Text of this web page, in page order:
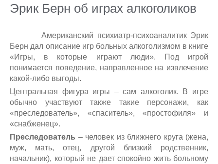
Эрик Берн об играх алкоголиков
Американский психиатр-психоаналитик Эрик
Берн дал описание игр больных алкоголизмом в книге
«Игры, в которые играют люди». Под игрой
понимается поведение, направленное на извлечение
какой-либо выгоды.
Центральная фигура игры – сам алкоголик. В игре
обычно участвуют также такие персонажи, как
«преследователь», «спаситель», «простофиля» и
«снабженец».
Преследователь – человек из ближнего круга (жена,
муж, мать, отец, другой близкий родственник,
начальник), который не дает спокойно жить больному